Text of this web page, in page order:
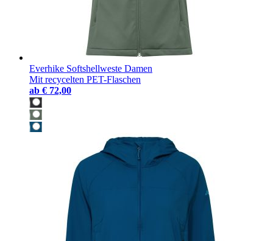
Everhike Softshellweste Damen
Mit recycelten PET-Flaschen
ab € 72,00